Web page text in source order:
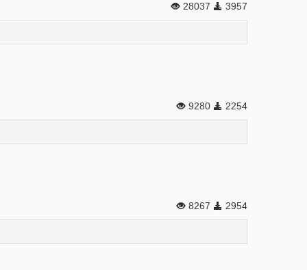
28037 3957
9280 2254
8267 2954